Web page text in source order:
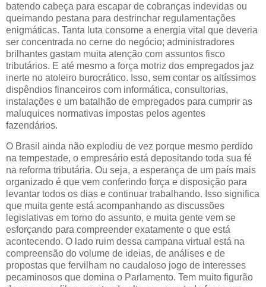
batendo cabeça para escapar de cobranças indevidas ou
queimando pestana para destrinchar regulamentações
enigmáticas. Tanta luta consome a energia vital que deveria
ser concentrada no cerne do negócio; administradores
brilhantes gastam muita atenção com assuntos fisco
tributários. E até mesmo a força motriz dos empregados jaz
inerte no atoleiro burocrático. Isso, sem contar os altíssimos
dispêndios financeiros com informática, consultorias,
instalações e um batalhão de empregados para cumprir as
maluquices normativas impostas pelos agentes
fazendários.
O Brasil ainda não explodiu de vez porque mesmo perdido
na tempestade, o empresário está depositando toda sua fé
na reforma tributária. Ou seja, a esperança de um país mais
organizado é que vem conferindo força e disposição para
levantar todos os dias e continuar trabalhando. Isso significa
que muita gente está acompanhando as discussões
legislativas em torno do assunto, e muita gente vem se
esforçando para compreender exatamente o que está
acontecendo. O lado ruim dessa campana virtual está na
compreensão do volume de ideias, de análises e de
propostas que fervilham no caudaloso jogo de interesses
pecaminosos que domina o Parlamento. Tem muito figurão